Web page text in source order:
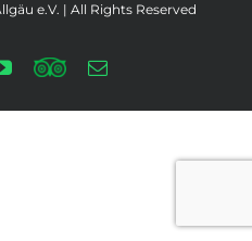
e.V. | All Rights Reserved
YouTube
TripadvisorE-